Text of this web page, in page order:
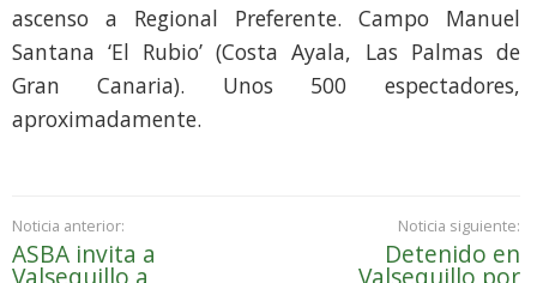
ascenso a Regional Preferente. Campo Manuel
Santana ‘El Rubio’ (Costa Ayala, Las Palmas de
Gran Canaria). Unos 500 espectadores,
aproximadamente.
Noticia anterior:
ASBA invita a
Valsequillo a
Noticia siguiente:
Detenido en
Valsequillo por